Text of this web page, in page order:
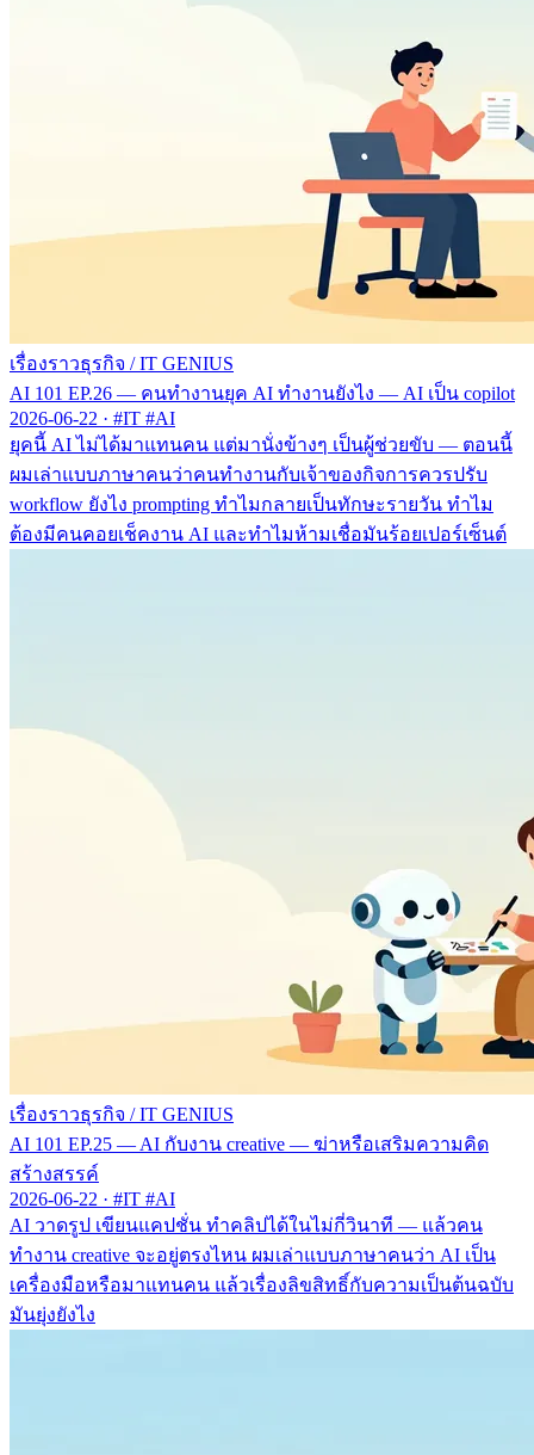
เรื่องราวธุรกิจ / IT GENIUS
AI 101 EP.26 — คนทำงานยุค AI ทำงานยังไง — AI เป็น copilot
2026-06-22 · #IT #AI
ยุคนี้ AI ไม่ได้มาแทนคน แต่มานั่งข้างๆ เป็นผู้ช่วยขับ — ตอนนี้
ผมเล่าแบบภาษาคนว่าคนทำงานกับเจ้าของกิจการควรปรับ
workflow ยังไง prompting ทำไมกลายเป็นทักษะรายวัน ทำไม
ต้องมีคนคอยเช็คงาน AI และทำไมห้ามเชื่อมันร้อยเปอร์เซ็นต์
เรื่องราวธุรกิจ / IT GENIUS
AI 101 EP.25 — AI กับงาน creative — ฆ่าหรือเสริมความคิด
สร้างสรรค์
2026-06-22 · #IT #AI
AI วาดรูป เขียนแคปชั่น ทำคลิปได้ในไม่กี่วินาที — แล้วคน
ทำงาน creative จะอยู่ตรงไหน ผมเล่าแบบภาษาคนว่า AI เป็น
เครื่องมือหรือมาแทนคน แล้วเรื่องลิขสิทธิ์กับความเป็นต้นฉบับ
มันยุ่งยังไง